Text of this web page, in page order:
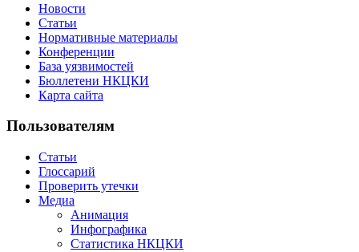
Новости
Статьи
Нормативные материалы
Конференции
База уязвимостей
Бюллетени НКЦКИ
Карта сайта
Пользователям
Статьи
Глоссарий
Проверить утечки
Медиа
Анимация
Инфографика
Статистика НКЦКИ